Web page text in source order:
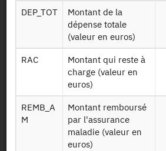
Retour à la source
CT_Conso_Soins :
Travail - Appariement
données de
soins - RPS_2016
DEP_TOT
Montant de la
dépense totale
(valeur en euros)
RAC
Montant qui reste à
charge (valeur en
euros)
REMB_A
M
Montant remboursé
par l'assurance
maladie (valeur en
euros)